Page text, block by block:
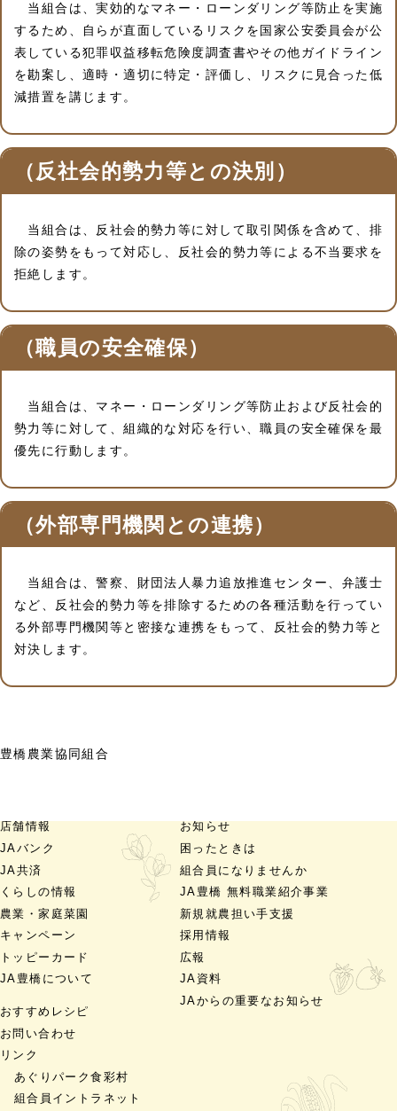
当組合は、実効的なマネー・ローンダリング等防止を実施
するため、自らが直面しているリスクを国家公安委員会が公
表している犯罪収益移転危険度調査書やその他ガイドライン
を勘案し、適時・適切に特定・評価し、リスクに見合った低
減措置を講じます。
（反社会的勢力等との決別）
当組合は、反社会的勢力等に対して取引関係を含めて、排
除の姿勢をもって対応し、反社会的勢力等による不当要求を
拒絶します。
（職員の安全確保）
当組合は、マネー・ローンダリング等防止および反社会的
勢力等に対して、組織的な対応を行い、職員の安全確保を最
優先に行動します。
（外部専門機関との連携）
当組合は、警察、財団法人暴力追放推進センター、弁護士
など、反社会的勢力等を排除するための各種活動を行ってい
る外部専門機関等と密接な連携をもって、反社会的勢力等と
対決します。
豊橋農業協同組合
店舗情報
JAバンク
JA共済
くらしの情報
農業・家庭菜園
キャンペーン
トッピーカード
JA豊橋について
お知らせ
困ったときは
組合員になりませんか
JA豊橋 無料職業紹介事業
新規就農担い手支援
採用情報
広報
JA資料
JAからの重要なお知らせ
おすすめレシピ
お問い合わせ
リンク
あぐりパーク食彩村
組合員イントラネット